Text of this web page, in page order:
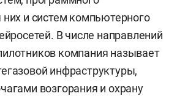
и систем компьютерного
В числе направлений
компания называет
инфраструктуры,
возгорания и охрану